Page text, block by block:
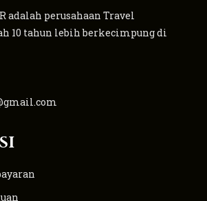
adalah perusahaan Travel
10 tahun lebih berkecimpung di